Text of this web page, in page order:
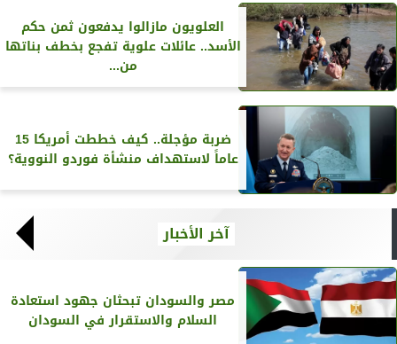
العلويون مازالوا يدفعون ثمن حكم
الأسد.. عائلات علوية تفجع بخطف بناتها
من...
ضربة مؤجلة.. كيف خططت أمريكا 15
عاماً لاستهداف منشأة فوردو النووية؟
آخر الأخبار
مصر والسودان تبحثان جهود استعادة
السلام والاستقرار في السودان